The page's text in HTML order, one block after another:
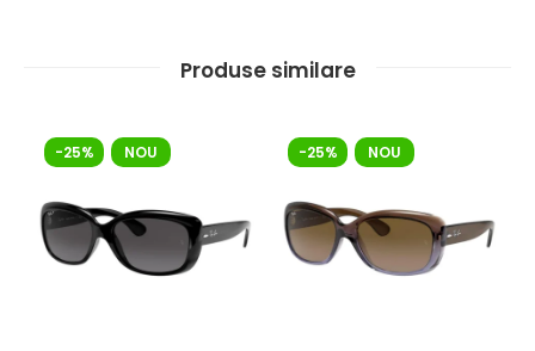
Produse similare
-25% NOU -25% NOU